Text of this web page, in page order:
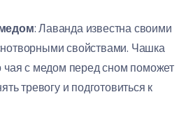
: Лаванда известна своими
свойствами. Чашка
чая с медом перед сном поможет
тревогу и подготовиться к